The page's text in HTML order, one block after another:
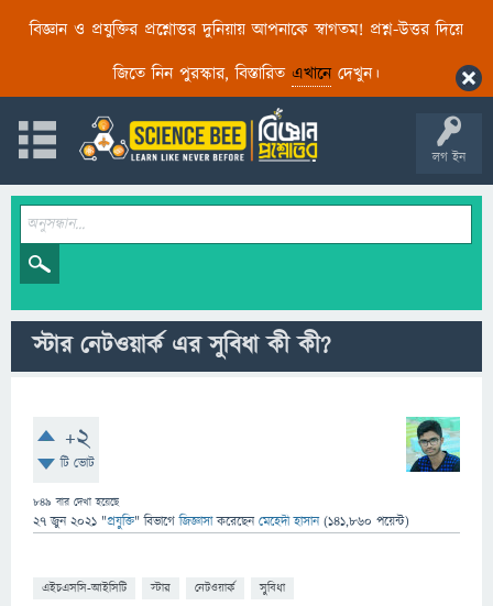
বিজ্ঞান ও প্রযুক্তির প্রশ্নোত্তর দুনিয়ায় আপনাকে স্বাগতম! প্রশ্ন-উত্তর দিয়ে
জিতে নিন পুরস্কার, বিস্তারিত এখানেদেখুন।
লগ ইন
স্টার নেটওয়ার্ক এর সুবিধা কী কী?
+2
টি ভোট
849 বার দেখা হয়েছে
27 জুন 2021 "প্রযুক্তি" বিভাগে জিজ্ঞাসাকরেছেনমেহেদী হাসান (141,860 পয়েন্ট)
এইচএসসি-আইসিটি স্টার নেটওয়ার্ক সুবিধা